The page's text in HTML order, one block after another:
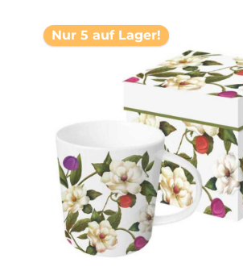
Nur 5 auf Lager!